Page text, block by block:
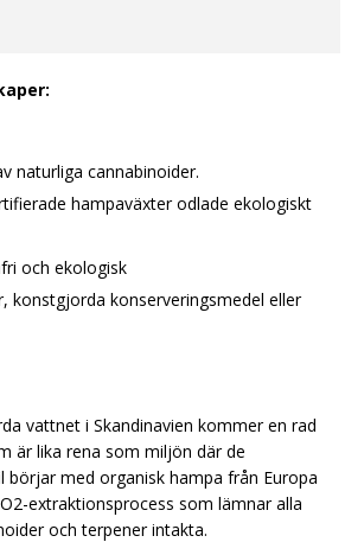
naturliga cannabinoider.
hampaväxter odlade ekologiskt
och ekologisk
konstgjorda konserveringsmedel eller
vattnet i Skandinavien kommer en rad
är lika rena som miljön där de
börjar med organisk hampa från Europa
extraktionsprocess som lämnar alla
och terpener intakta.